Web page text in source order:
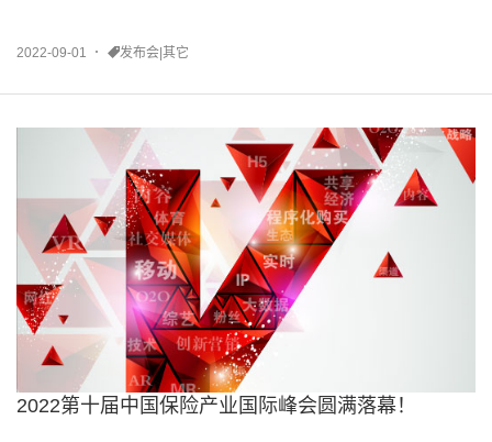
2022-09-01 发布会|其它
2022第十届中国保险产业国际峰会圆满落幕！